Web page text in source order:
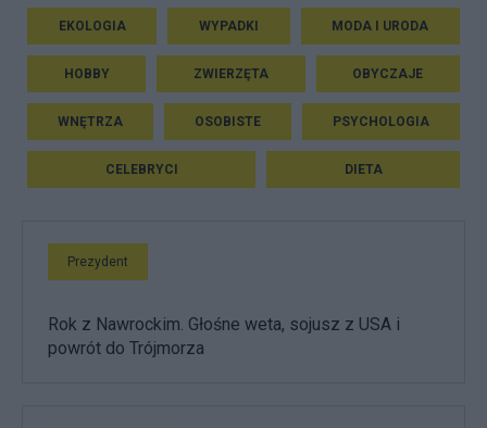
EKOLOGIA WYPADKI MODA I URODA
HOBBY ZWIERZĘTA OBYCZAJE
WNĘTRZA OSOBISTE PSYCHOLOGIA
CELEBRYCI DIETA
Prezydent
Rok z Nawrockim. Głośne weta, sojusz z USA i
powrót do Trójmorza